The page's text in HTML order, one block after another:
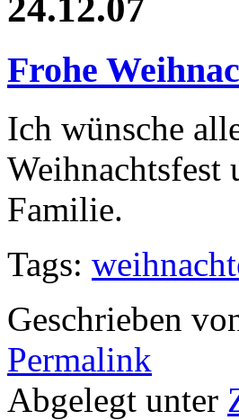
24.12.07
Frohe
Ich wünsche
Weihnachtsfest
Familie.
Tags:
Geschrieben
Permalink
Abgelegt unter